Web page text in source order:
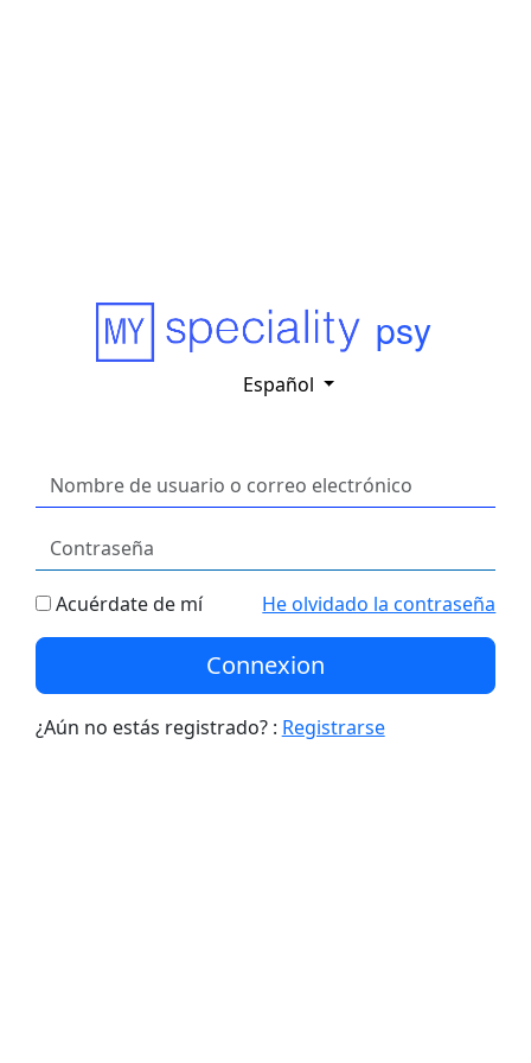
psy
Español
Acuérdate de mí He olvidado la contraseña
Connexion
¿Aún no estás registrado? : Registrarse